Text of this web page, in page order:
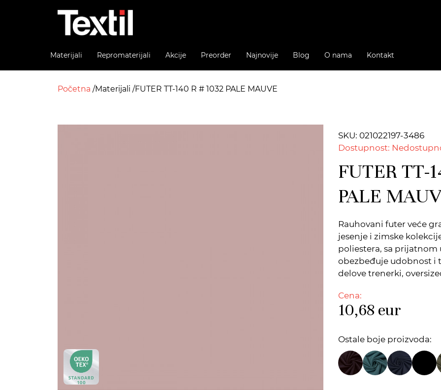
Materijali Repromaterijali Akcije Preorder Najnovije Blog O nama Kontakt
Početna Materijali FUTER TT-140 R # 1032 PALE MAUVE
SKU: 021022197-3486
Dostupnost:
FUTER TT-
PALE
Rauhovani futer veće
jesenje i zimske
poliestera, sa
obezbeđuje udobnost i
delove trenerki,
Cena:
10,68 eur
Ostale boje proizvoda: